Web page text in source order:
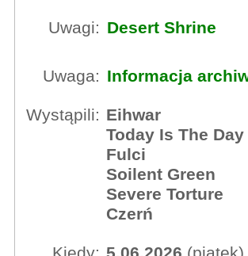
Uwagi: Desert Shrine
Uwaga: Informacja
Wystąpili: Eihwar
Today Is The Day
Fulci
Soilent Green
Severe Torture
Czerń